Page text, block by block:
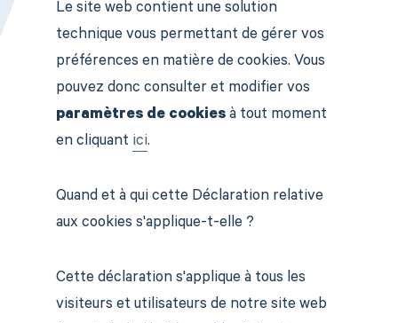
Le site web contient une solution
technique vous permettant de gérer vos
préférences en matière de cookies. Vous
pouvez donc consulter et modifier vos
paramètres de cookies à tout moment
en cliquant ici.
Quand et à qui cette Déclaration relative
aux cookies s'applique-t-elle ?
Cette déclaration s'applique à tous les
visiteurs et utilisateurs de notre site web